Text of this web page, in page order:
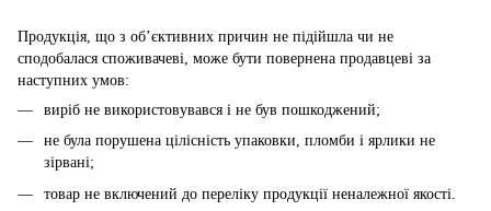
Продукція, що з об’єктивних причин не підійшла чи не
сподобалася споживачеві, може бути повернена продавцеві за
наступних умов:
виріб не використовувався і не був пошкоджений;
не була порушена цілісність упаковки, пломби і ярлики не
зірвані;
товар не включений до переліку продукції неналежної якості.